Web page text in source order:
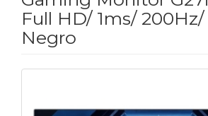
Full HD/ 1ms/ 200Hz/
Negro